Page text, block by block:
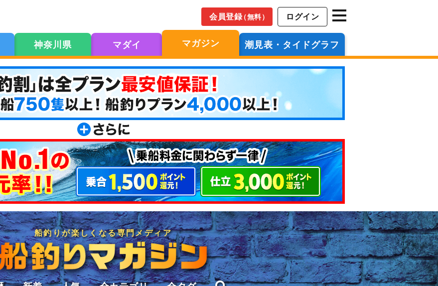
会員登録（無料） ログイン
神奈川県 マダイ マガジン 潮見表・タイドグラフ
船釣りが楽しくなる専門メディア